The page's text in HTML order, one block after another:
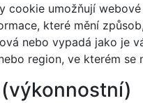
cookie umožňují
které mění
nebo vypadá jako je
region, ve kterém se